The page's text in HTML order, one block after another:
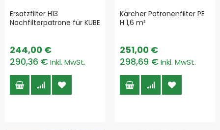
Ersatzfilter H13
Nachfilterpatrone für KUBE
290,36 €
244,00 €
Kärcher Patronenfilter PE
H 1,6 m²
298,69 €
251,00 €